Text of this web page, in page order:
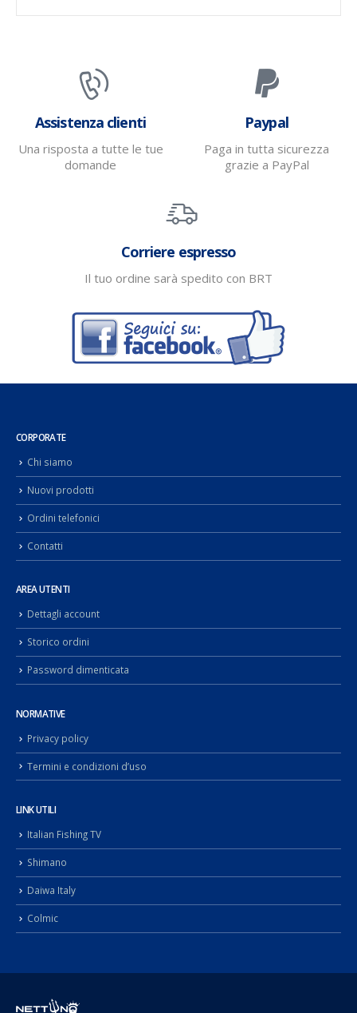
Assistenza clienti
Una risposta a tutte le tue
domande
Paypal
Paga in tutta sicurezza
grazie a PayPal
Corriere espresso
Il tuo ordine sarà spedito con BRT
CORPORATE
Chi siamo
Nuovi prodotti
Ordini telefonici
Contatti
AREA UTENTI
Dettagli account
Storico ordini
Password dimenticata
NORMATIVE
Privacy policy
Termini e condizioni d’uso
LINK UTILI
Italian Fishing TV
Shimano
Daiwa Italy
Colmic